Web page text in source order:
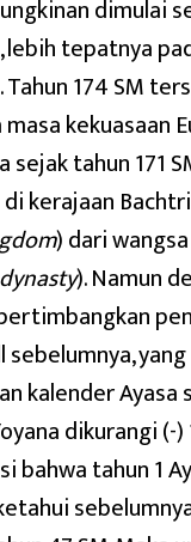
dimulai
lebih tepatnya
Tahun 174 SM
kekuasaan
sejak tahun 171
kerajaan
) dari
). Namun
sebelumnya,
kalender Ayasa
dikurangi (-)
bahwa tahun 1